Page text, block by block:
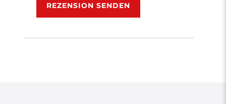
REZENSION SENDEN